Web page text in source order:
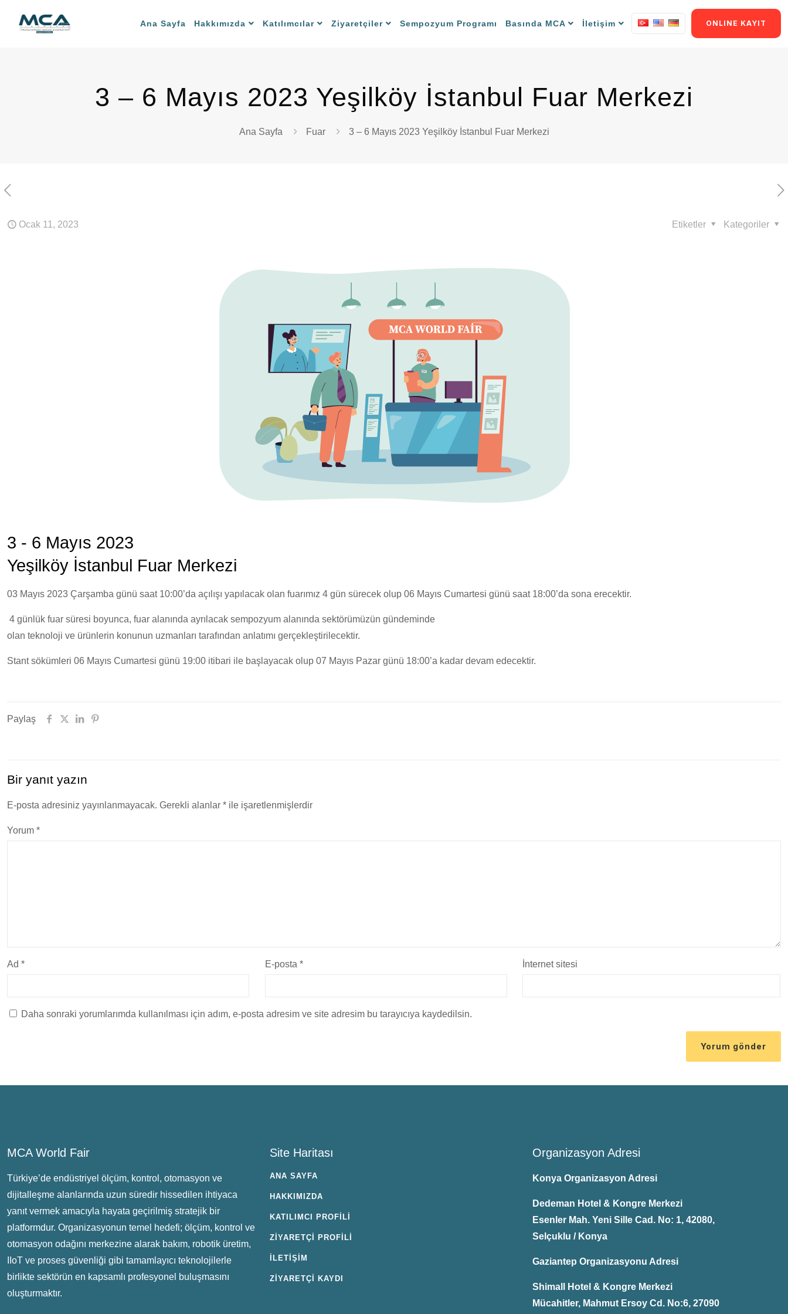
Ana Sayfa Hakkımızda Katılımcılar Ziyaretçiler Sempozyum Programı Basında MCA İletişim ONLINE KAYIT
3 – 6 Mayıs 2023 Yeşilköy İstanbul Fuar Merkezi
Ana Sayfa Fuar 3 – 6 Mayıs 2023 Yeşilköy İstanbul Fuar Merkezi
Ocak 11, 2023 Kategoriler
Etiketler
3 - 6 Mayıs 2023
Yeşilköy İstanbul Fuar Merkezi
03 Mayıs 2023 Çarşamba günü saat 10:00’da açılışı yapılacak olan fuarımız 4 gün sürecek olup 06 Mayıs Cumartesi günü saat 18:00’da sona erecektir.
4 günlük fuar süresi boyunca, fuar alanında ayrılacak sempozyum alanında sektörümüzün gündeminde
olan teknoloji ve ürünlerin konunun uzmanları tarafından anlatımı gerçekleştirilecektir.
Stant sökümleri 06 Mayıs Cumartesi günü 19:00 itibari ile başlayacak olup 07 Mayıs Pazar günü 18:00’a kadar devam edecektir.
Paylaş
Bir yanıt yazın
E-posta adresiniz yayınlanmayacak. Gerekli alanlar * ile işaretlenmişlerdir
Yorum *
Ad * E-posta * İnternet sitesi
Daha sonraki yorumlarımda kullanılması için adım, e-posta adresim ve site adresim bu tarayıcıya kaydedilsin.
MCA World Fair
Türkiye’de endüstriyel ölçüm, kontrol, otomasyon ve
dijitalleşme alanlarında uzun süredir hissedilen ihtiyaca
yanıt vermek amacıyla hayata geçirilmiş stratejik bir
platformdur. Organizasyonun temel hedefi; ölçüm, kontrol ve
otomasyon odağını merkezine alarak bakım, robotik üretim,
IIoT ve proses güvenliği gibi tamamlayıcı teknolojilerle
birlikte sektörün en kapsamlı profesyonel buluşmasını
oluşturmaktır.
Site Haritası
ANA SAYFA
HAKKIMIZDA
KATILIMCI PROFİLİ
ZİYARETÇİ PROFİLİ
İLETİŞİM
ZİYARETÇİ KAYDI
Organizasyon Adresi
Konya Organizasyon Adresi
Dedeman Hotel & Kongre Merkezi
Esenler Mah. Yeni Sille Cad. No: 1, 42080,
Selçuklu / Konya
Gaziantep Organizasyonu Adresi
Shimall Hotel & Kongre Merkezi
Mücahitler, Mahmut Ersoy Cd. No:6, 27090